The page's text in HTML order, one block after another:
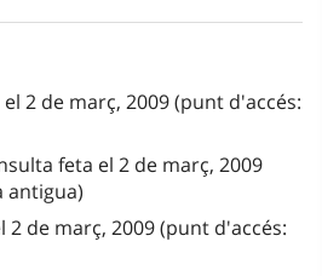
2 de març, 2009 (punt d'accés:
feta el 2 de març, 2009
antigua)
2 de març, 2009 (punt d'accés: